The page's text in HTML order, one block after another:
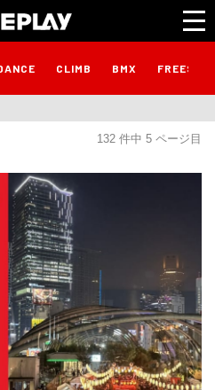
CLIMB BMX
132 件中 5 ページ目